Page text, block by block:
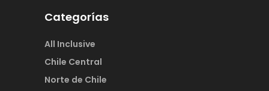
Categorías
All Inclusive
Chile Central
Norte de Chile